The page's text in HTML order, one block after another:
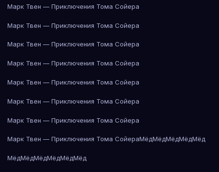
Марк Твен — Приключения Тома Сойера
Марк Твен — Приключения Тома Сойера
Марк Твен — Приключения Тома Сойера
Марк Твен — Приключения Тома Сойера
Марк Твен — Приключения Тома Сойера
Марк Твен — Приключения Тома Сойера
Марк Твен — Приключения Тома Сойера
Марк Твен — Приключения Тома СойераМёдМёдМёдМёдМёд
МёдМёдМёдМёдМёдМёд